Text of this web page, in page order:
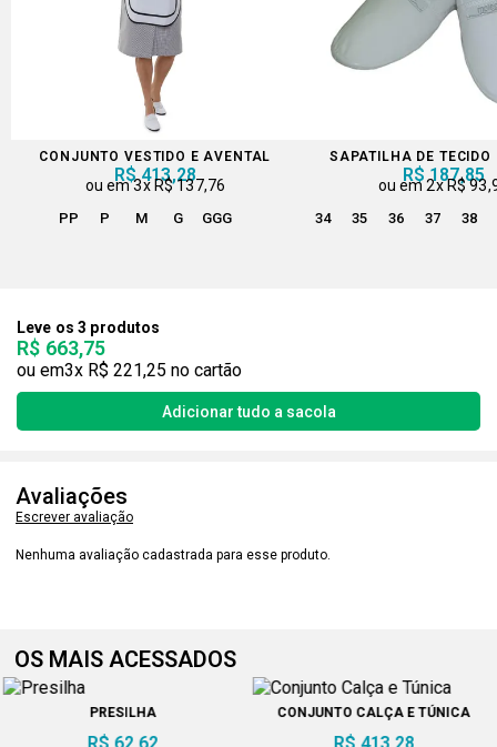
CONJUNTO VESTIDO E AVENTAL
R$ 413,28
3x R$ 137,76
PP P M G GGG
SAPATILHA DE TECIDO
R$ 187,85
2xR$
34 35 36 37 38
Leve os 3 produtos
R$ 663,75
3x R$ 221,25
Avaliações
Escrever avaliação
Nenhuma avaliação cadastrada para esse produto.
OS MAIS ACESSADOS
PRESILHA CONJUNTO CALÇA E TÚNICA